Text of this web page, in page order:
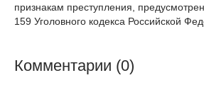
признакам преступления,
159 Уголовного кодекса Российской
Комментарии (0)